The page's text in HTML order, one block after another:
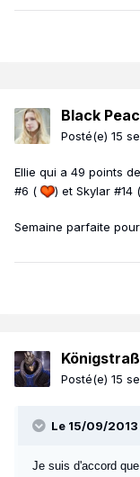
Black
Posté(e) 15
Ellie qui a 49 points
#6 (
) et Skylar #14 (
Semaine parfaite
Posté(e) 15
Le 15/09/2013
Je suis d'accord